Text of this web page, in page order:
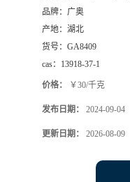
品牌： 广奥
产地： 湖北
货号： GA8409
cas： 13918-37-1
价格： ￥30/千克
发布日期： 2024-09-04
更新日期： 2026-08-09